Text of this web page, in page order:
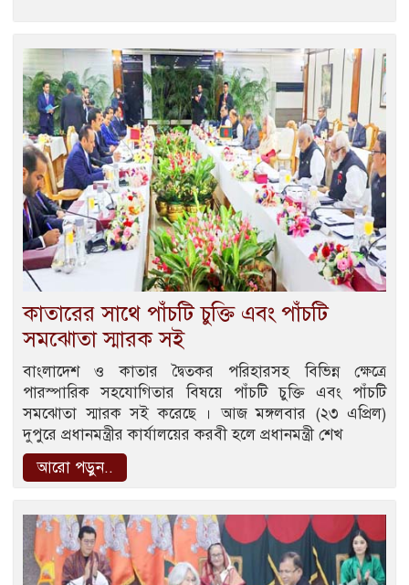
কাতারের সাথে পাঁচটি চুক্তি এবং পাঁচটি
সমঝোতা স্মারক সই
বাংলাদেশ ও কাতার দ্বৈতকর পরিহারসহ বিভিন্ন ক্ষেত্রে
পারস্পারিক সহযোগিতার বিষয়ে পাঁচটি চুক্তি এবং পাঁচটি
সমঝোতা স্মারক সই করেছে । আজ মঙ্গলবার (২৩ এপ্রিল)
দুপুরে প্রধানমন্ত্রীর কার্যালয়ের করবী হলে প্রধানমন্ত্রী শেখ
আরো পড়ুন..